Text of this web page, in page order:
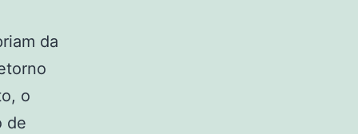
da
o
de